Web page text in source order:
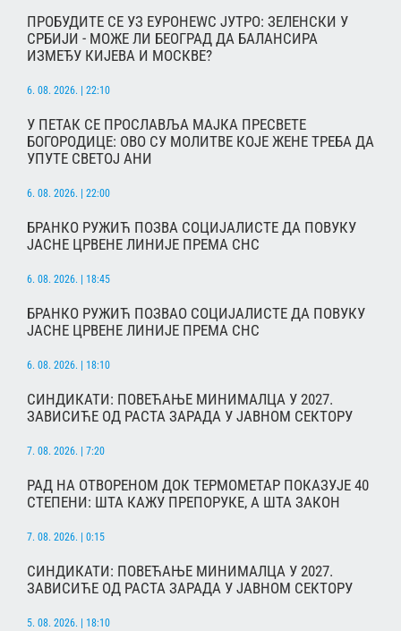
ПРОБУДИТЕ СЕ УЗ ЕУРОНЕWС ЈУТРО: ЗЕЛЕНСКИ У
СРБИЈИ - МОЖЕ ЛИ БЕОГРАД ДА БАЛАНСИРА
ИЗМЕЂУ КИЈЕВА И МОСКВЕ?
6. 08. 2026. | 22:10
У ПЕТАК СЕ ПРОСЛАВЉА МАЈКА ПРЕСВЕТЕ
БОГОРОДИЦЕ: ОВО СУ МОЛИТВЕ КОЈЕ ЖЕНЕ ТРЕБА ДА
УПУТЕ СВЕТОЈ АНИ
6. 08. 2026. | 22:00
БРАНКО РУЖИЋ ПОЗВА СОЦИЈАЛИСТЕ ДА ПОВУКУ
ЈАСНЕ ЦРВЕНЕ ЛИНИЈЕ ПРЕМА СНС
6. 08. 2026. | 18:45
БРАНКО РУЖИЋ ПОЗВАО СОЦИЈАЛИСТЕ ДА ПОВУКУ
ЈАСНЕ ЦРВЕНЕ ЛИНИЈЕ ПРЕМА СНС
6. 08. 2026. | 18:10
СИНДИКАТИ: ПОВЕЋАЊЕ МИНИМАЛЦА У 2027.
ЗАВИСИЋЕ ОД РАСТА ЗАРАДА У ЈАВНОМ СЕКТОРУ
7. 08. 2026. | 7:20
РАД НА ОТВОРЕНОМ ДОК ТЕРМОМЕТАР ПОКАЗУЈЕ 40
СТЕПЕНИ: ШТА КАЖУ ПРЕПОРУКЕ, А ШТА ЗАКОН
7. 08. 2026. | 0:15
СИНДИКАТИ: ПОВЕЋАЊЕ МИНИМАЛЦА У 2027.
ЗАВИСИЋЕ ОД РАСТА ЗАРАДА У ЈАВНОМ СЕКТОРУ
5. 08. 2026. | 18:10